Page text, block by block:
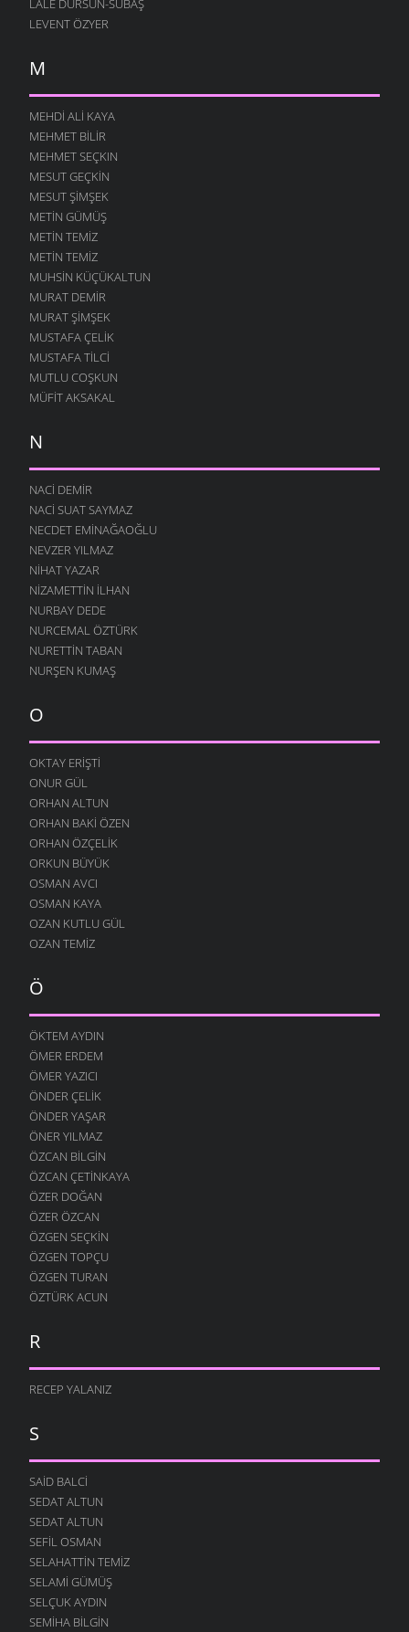
LEVENT ÖZYER
M
MEHDI ALI KAYA
MEHMET BILIR
MEHMET SEÇKIN
MESUT GEÇKIN
MESUT ŞIMŞEK
METIN GÜMÜŞ
METIN TEMIZ
METIN TEMIZ
MUHSIN KÜÇÜKALTUN
MURAT DEMIR
MURAT ŞIMŞEK
MUSTAFA ÇELIK
MUSTAFA TILCI
MUTLU COŞKUN
MÜFIT AKSAKAL
N
NACI DEMIR
NACI SUAT SAYMAZ
NECDET EMINAĞAOĞLU
NEVZER YILMAZ
NIHAT YAZAR
NIZAMETTIN İLHAN
NURBAY DEDE
NURCEMAL ÖZTÜRK
NURETTIN TABAN
NURŞEN KUMAŞ
O
OKTAY ERIŞTI
ONUR GÜL
ORHAN ALTUN
ORHAN BAKI ÖZEN
ORHAN ÖZÇELIK
ORKUN BÜYÜK
OSMAN AVCI
OSMAN KAYA
OZAN KUTLU GÜL
OZAN TEMIZ
Ö
ÖKTEM AYDIN
ÖMER ERDEM
ÖMER YAZICI
ÖNDER ÇELIK
ÖNDER YAŞAR
ÖNER YILMAZ
ÖZCAN BILGIN
ÖZCAN ÇETINKAYA
ÖZER DOĞAN
ÖZER ÖZCAN
ÖZGEN SEÇKIN
ÖZGEN TOPÇU
ÖZGEN TURAN
ÖZTÜRK ACUN
R
RECEP YALANIZ
S
SAID BALCI
SEDAT ALTUN
SEDAT ALTUN
SEFIL OSMAN
SELAHATTIN TEMIZ
SELAMI GÜMÜŞ
SELÇUK AYDIN
SEMIHA BILGIN